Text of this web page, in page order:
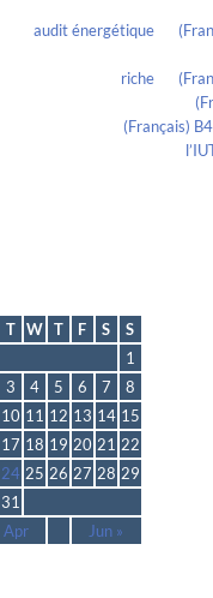
audit énergétique
richeon
(Français)
T W T F S S
Apr Jun »
1
3
4 5 6 7
8
10 11 12 13 14 15
17 18 19 20 21 22
24 25 26 27 28 29
31